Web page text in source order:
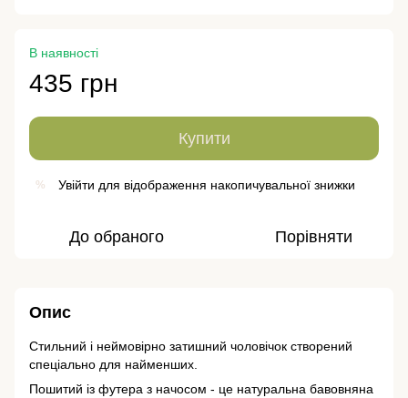
В наявності
435 грн
Купити
% Увійти для відображення накопичувальної знижки
До обраного Порівняти
Опис
Стильний і неймовірно затишний чоловічок створений
спеціально для найменших.
Пошитий із футера з начосом - це натуральна бавовняна